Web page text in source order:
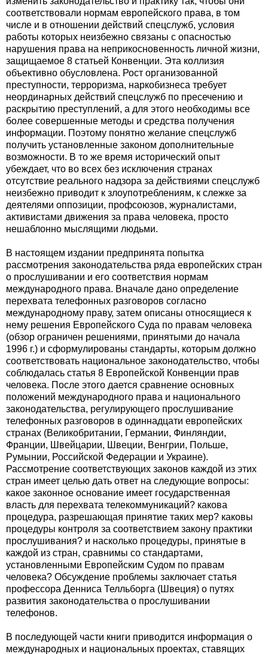
соответствовали нормам европейского права, в том
числе и в отношении действий спецслужб, условия
работы которых неизбежно связаны с опасностью
нарушения права на неприкосновенность личной жизни,
защищаемое 8 статьей Конвенции. Эта коллизия
объективно обусловлена. Рост организованной
преступности, терроризма, наркобизнеса требует
неординарных действий спецслужб по пресечению и
раскрытию преступлений, а для этого необходимы все
более совершенные методы и средства получения
информации. Поэтому понятно желание спецслужб
получить установленные законом дополнительные
возможности. В то же время исторический опыт
убеждает, что во всех без исключения странах
отсутствие реального надзора за действиями спецслужб
неизбежно приводит к злоупотреблениям, к слежке за
деятелями оппозиции, профсоюзов, журналистами,
активистами движения за права человека, просто
нешаблонно мыслящими людьми.
В настоящем издании предпринята попытка
рассмотрения законодательства ряда европейских стран
о прослушивании и его соответствия нормам
международного права. Вначале дано определение
перехвата телефонных разговоров согласно
международному праву, затем описаны относящиеся к
нему решения Европейского Суда по правам человека
(обзор ограничен решениями, принятыми до начала
1996 г.) и сформулированы стандарты, которым должно
соответствовать национальное законодательство, чтобы
соблюдалась статья 8 Европейской Конвенции прав
человека. После этого дается сравнение основных
положений международного права и национального
законодательства, регулирующего прослушивание
телефонных разговоров в одиннадцати европейских
странах (Великобритании, Германии, Финляндии,
Франции, Швейцарии, Швеции, Венгрии, Польше,
Румынии, Российской Федерации и Украине).
Рассмотрение соответствующих законов каждой из этих
стран имеет целью дать ответ на следующие вопросы:
какое законное основание имеет государственная
власть для перехвата телекоммуникаций? какова
процедура, разрешающая принятие таких мер? каковы
процедуры контроля за соответствием закону практики
прослушивания? и насколько процедуры, принятые в
каждой из стран, сравнимы со стандартами,
установленными Европейским Судом по правам
человека? Обсуждение проблемы заключает статья
профессора Денниса Телльборга (Швеция) о путях
развития законодательства о прослушивании
телефонов.
В последующей части книги приводится информация о
международных и национальных проектах, ставящих